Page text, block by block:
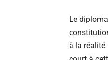
Le
à la réalité